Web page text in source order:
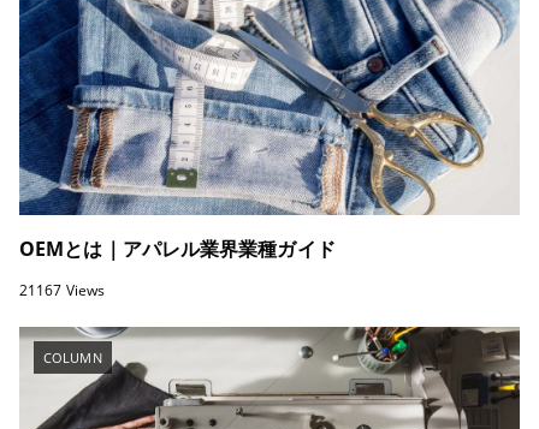
OEMとは｜アパレル業界業種ガイド
21167 Views
COLUMN